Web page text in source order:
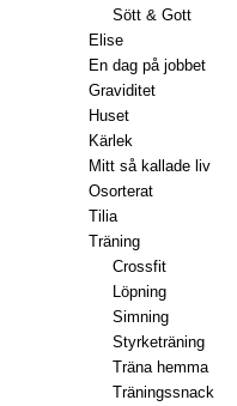
Sött & Gott
Elise
En dag på jobbet
Graviditet
Huset
Kärlek
Mitt så kallade liv
Osorterat
Tilia
Träning
Crossfit
Löpning
Simning
Styrketräning
Träna hemma
Träningssnack